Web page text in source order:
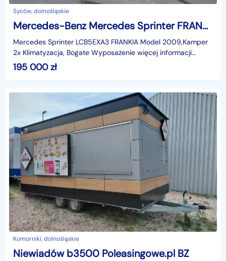
Syców, dolnośląskie
Mercedes-Benz Mercedes Sprinter FRANKIA Kamper 2x Klima Bogate wyposażeni Model 20
Mercedes Sprinter LCB5EXA3 FRANKIA Model 2009,Kamper
2x Klimatyzacja, Bogate Wyposażenie więcej informacji
509683101Kamper po opłatach świeżo sprowadzony z Niem
195 000zł
Komorniki, dolnośląskie
Niewiadów b3500 Poleasingowe.pl BZ